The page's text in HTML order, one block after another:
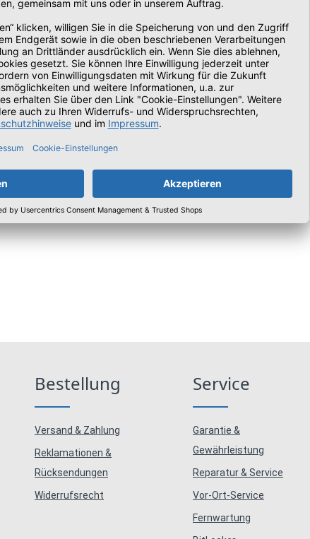
Bestellung
Versand & Zahlung
Reklamationen &
Rücksendungen
Widerrufsrecht
Service
Garantie &
Gewährleistung
Reparatur & Service
Vor-Ort-Service
Fernwartung